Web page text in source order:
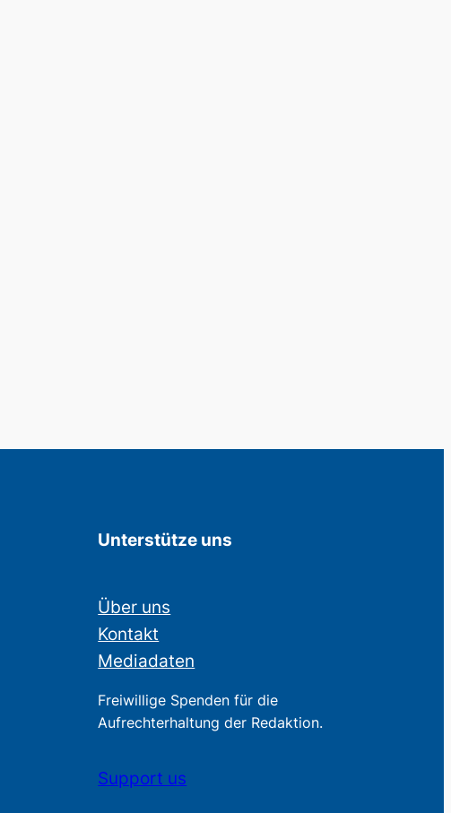
Unterstütze uns
Über uns
Kontakt
Mediadaten
Freiwillige Spenden für die
Aufrechterhaltung der Redaktion.
Support us